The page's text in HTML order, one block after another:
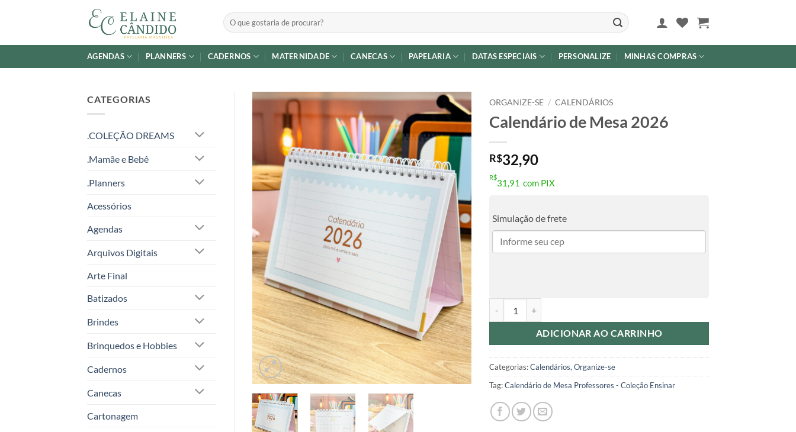
Pesquisar
por:
AGENDAS PLANNERS CADERNOS MATERNIDADE CANECAS PAPELARIA DATAS ESPECIAIS PERSONALIZE MINHAS COMPRAS
CATEGORIAS
.COLEÇÃO DREAMS
.Mamãe e Bebê
.Planners
Acessórios
Agendas
Arquivos Digitais
Arte Final
Batizados
Brindes
Brinquedos e Hobbies
Cadernos
Canecas
Cartonagem
Adicionar
a lista de
desejos
ORGANIZE-SE / CALENDÁRIOS
Calendário de Mesa 2026
R$32,90
R$
31,91 com PIX
Simulação de frete
ADICIONAR AO CARRINHO
Categorias:Calendários,Organize-se
Tag:Calendário de Mesa Professores - Coleção Ensinar